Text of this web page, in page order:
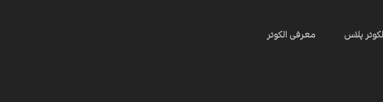
الکوثر پلاس معرفی الکوثر